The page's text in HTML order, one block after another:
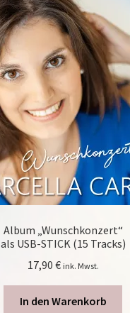
Album „Wunschkonzert“
als USB-STICK (15 Tracks)
17,90 € ink. Mwst.
In den Warenkorb